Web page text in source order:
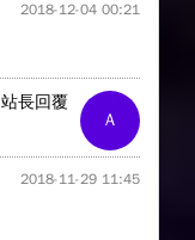
2018-12-04 00:21
A
站長回覆
2018-11-29 11:45